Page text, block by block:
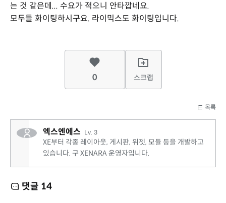
는 것 같은데... 수요가 적으니 안타깝네요.
모두들 화이팅하시구요. 라이믹스도 화이팅입니다.
0 스크랩
목록
엑스엔에스 Lv. 3
XE부터 각종 레이아웃, 게시판, 위젯, 모듈 등을 개발하고
있습니다. 구 XENARA 운영자입니다.
댓글 14